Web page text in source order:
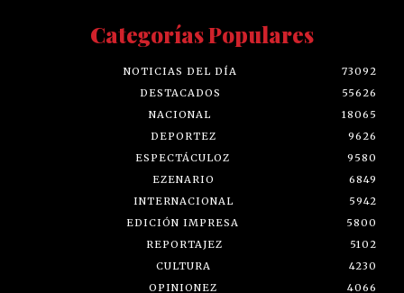
Categorías Populares
NOTICIAS DEL DÍA
73092
DESTACADOS
55626
NACIONAL
18065
DEPORTEZ
9626
ESPECTÁCULOZ
9580
EZENARIO
6849
INTERNACIONAL
5942
EDICIÓN IMPRESA
5800
REPORTAJEZ
5102
CULTURA
4230
OPINIONEZ
4066